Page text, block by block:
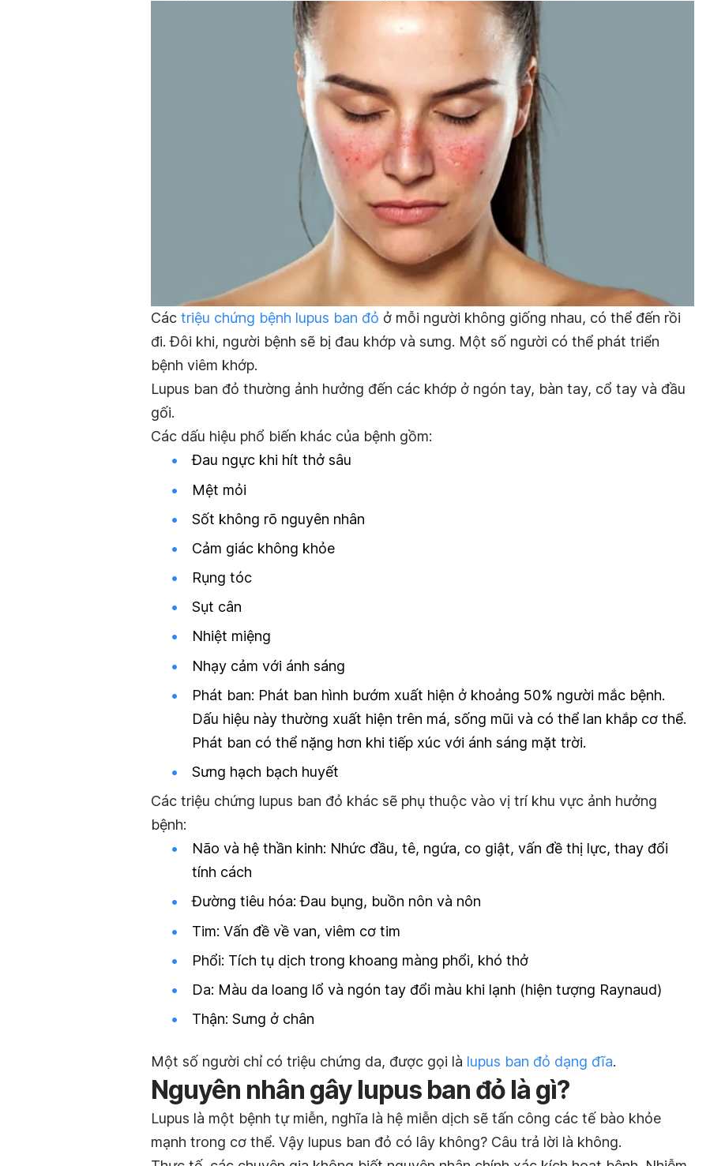
Các triệu chứng bệnh lupus ban đỏ ở mỗi người không giống nhau, có thể đến rồi
đi. Đôi khi, người bệnh sẽ bị đau khớp và sưng. Một số người có thể phát triển
bệnh viêm khớp.
Lupus ban đỏ thường ảnh hưởng đến các khớp ở ngón tay, bàn tay, cổ tay và đầu
gối.
Các dấu hiệu phổ biến khác của bệnh gồm:
Đau ngực khi hít thở sâu
Mệt mỏi
Sốt không rõ nguyên nhân
Cảm giác không khỏe
Rụng tóc
Sụt cân
Nhiệt miệng
Nhạy cảm với ánh sáng
Phát ban: Phát ban hình bướm xuất hiện ở khoảng 50% người mắc bệnh.
Dấu hiệu này thường xuất hiện trên má, sống mũi và có thể lan khắp cơ thể.
Phát ban có thể nặng hơn khi tiếp xúc với ánh sáng mặt trời.
Sưng hạch bạch huyết
Các triệu chứng lupus ban đỏ khác sẽ phụ thuộc vào vị trí khu vực ảnh hưởng
bệnh:
Não và hệ thần kinh: Nhức đầu, tê, ngứa, co giật, vấn đề thị lực, thay đổi
tính cách
Đường tiêu hóa: Đau bụng, buồn nôn và nôn
Tim: Vấn đề về van, viêm cơ tim
Phổi: Tích tụ dịch trong khoang màng phổi, khó thở
Da: Màu da loang lổ và ngón tay đổi màu khi lạnh (hiện tượng Raynaud)
Thận: Sưng ở chân
Một số người chỉ có triệu chứng da, được gọi là lupus ban đỏ dạng đĩa.
Nguyên nhân gây lupus ban đỏ là gì?
Lupus là một bệnh tự miễn, nghĩa là hệ miễn dịch sẽ tấn công các tế bào khỏe
mạnh trong cơ thể. Vậy lupus ban đỏ có lây không? Câu trả lời là không.